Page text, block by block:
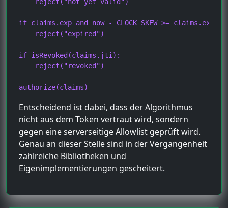
if claims.exp and now - CLOCK_SKEW >= claims.exp:
    reject("expired")
if isRevoked(claims.jti):
    reject("revoked")
authorize(claims)
Entscheidend ist dabei, dass der Algorithmus
nicht aus dem Token vertraut wird, sondern
gegen eine serverseitige Allowlist geprüft wird.
Genau an dieser Stelle sind in der Vergangenheit
zahlreiche Bibliotheken und
Eigenimplementierungen gescheitert.